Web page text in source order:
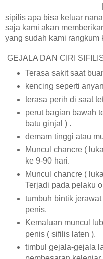
sipilis apa bisa keluar
saja kami akan
yang sudah kami rangkum
GEJALA DAN CIRI
Terasa sakit saat
kencing seperti
terasa perih di saat
perut bagian bawah
batu ginjal ) .
demam tinggi atau
Muncul chancre (
ke 9-90 hari.
Muncul chancre (
Terjadi pada pelaku
tumbuh bintik
penis.
Kemaluan muncul
penis ( sifilis laten ).
timbul gejala-gejala